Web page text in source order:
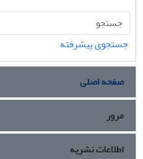
جستجوی پیشرفته
صفحه اصلی
مرور
اطلاعات نشریه